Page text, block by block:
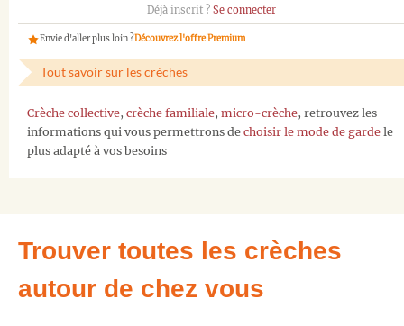
Déjà inscrit ? Se connecter
Envie d'aller plus loin ?Découvrez l'offre Premium
Tout savoir sur les crèches
Crèche collective, crèche familiale, micro-crèche, retrouvez les
informations qui vous permettrons de choisir le mode de garde le
plus adapté à vos besoins
Trouver toutes les crèches
autour de chez vous